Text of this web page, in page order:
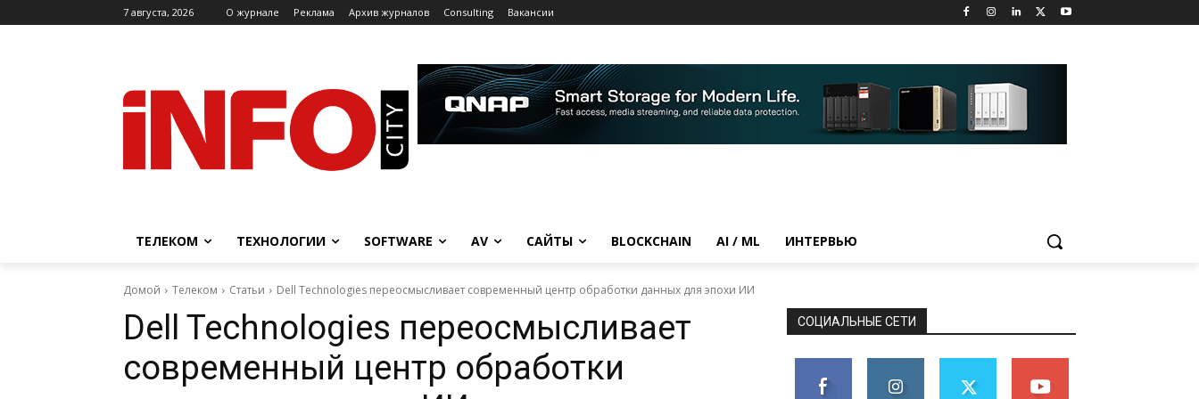
7 августа, 2026 O журнале Реклама Архив журналов Consulting Вакансии
ТЕЛЕКОМ ТЕХНОЛОГИИ SOFTWARE AV САЙТЫ BLOCKCHAIN AI / ML ИНТЕРВЬЮ
Домой Телеком Статьи Dell Technologies переосмысливает современный центр обработки данных для эпохи ИИ
Dell Technologies переосмысливает
современный центр обработки
СОЦИАЛЬНЫЕ СЕТИ